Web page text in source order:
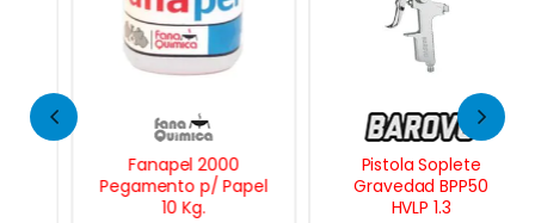
Fanapel 2000
Pegamento p/ Papel
10 Kg.
Pistola Soplete
Gravedad BPP50
HVLP 1.3